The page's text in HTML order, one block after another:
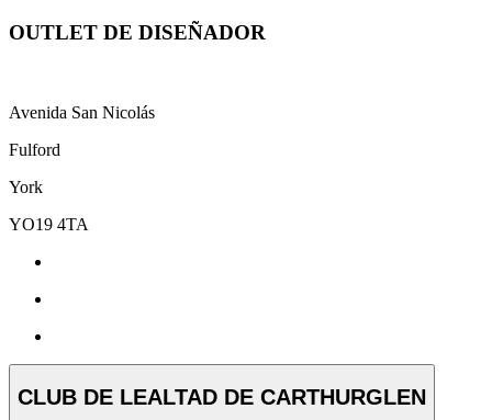
OUTLET DE DISEÑADOR
Avenida San Nicolás
Fulford
York
YO19 4TA
CLUB DE LEALTAD DE CARTHURGLEN